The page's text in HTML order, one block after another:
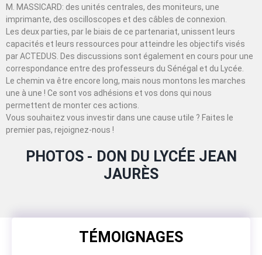
M. MASSICARD: des unités centrales, des moniteurs, une
imprimante, des oscilloscopes et des câbles de connexion.
Les deux parties, par le biais de ce partenariat, unissent leurs
capacités et leurs ressources pour atteindre les objectifs visés
par ACTEDUS. Des discussions sont également en cours pour une
correspondance entre des professeurs du Sénégal et du Lycée.
Le chemin va être encore long, mais nous montons les marches
une à une ! Ce sont vos adhésions et vos dons qui nous
permettent de monter ces actions.
Vous souhaitez vous investir dans une cause utile ? Faites le
premier pas, rejoignez-nous !
PHOTOS - DON DU LYCÉE JEAN
JAURÈS
TÉMOIGNAGES